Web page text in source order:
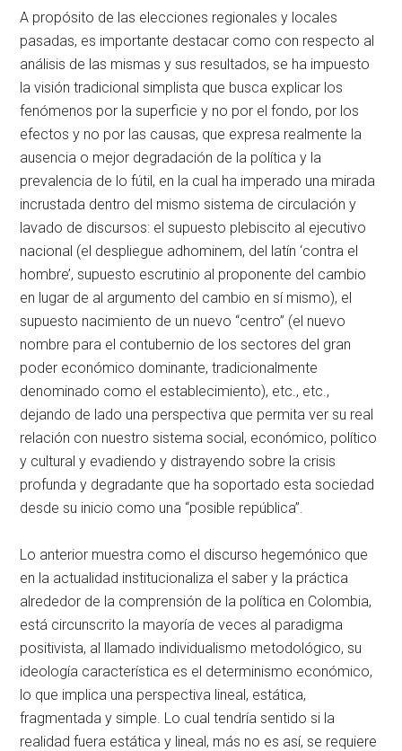
A propósito de las elecciones regionales y locales
pasadas, es importante destacar como con respecto al
análisis de las mismas y sus resultados, se ha impuesto
la visión tradicional simplista que busca explicar los
fenómenos por la superficie y no por el fondo, por los
efectos y no por las causas, que expresa realmente la
ausencia o mejor degradación de la política y la
prevalencia de lo fútil, en la cual ha imperado una mirada
incrustada dentro del mismo sistema de circulación y
lavado de discursos: el supuesto plebiscito al ejecutivo
nacional (el despliegue adhominem, del latín ‘contra el
hombre’, supuesto escrutinio al proponente del cambio
en lugar de al argumento del cambio en sí mismo), el
supuesto nacimiento de un nuevo “centro” (el nuevo
nombre para el contubernio de los sectores del gran
poder económico dominante, tradicionalmente
denominado como el establecimiento), etc., etc.,
dejando de lado una perspectiva que permita ver su real
relación con nuestro sistema social, económico, político
y cultural y evadiendo y distrayendo sobre la crisis
profunda y degradante que ha soportado esta sociedad
desde su inicio como una “posible república”.
Lo anterior muestra como el discurso hegemónico que
en la actualidad institucionaliza el saber y la práctica
alrededor de la comprensión de la política en Colombia,
está circunscrito la mayoría de veces al paradigma
positivista, al llamado individualismo metodológico, su
ideología característica es el determinismo económico,
lo que implica una perspectiva lineal, estática,
fragmentada y simple. Lo cual tendría sentido si la
realidad fuera estática y lineal, más no es así, se requiere